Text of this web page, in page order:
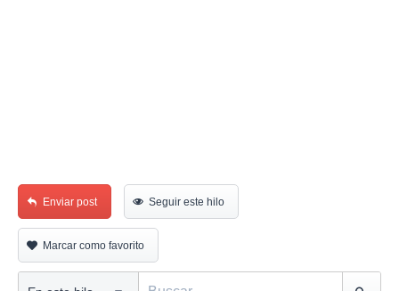
Enviar post Seguir este hilo
Marcar como favorito